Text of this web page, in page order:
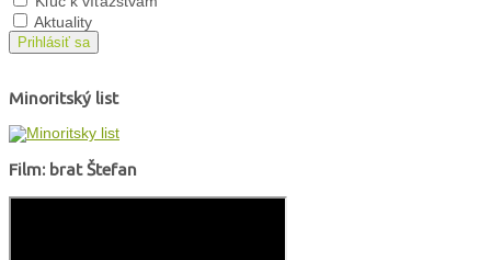
Aktuality
Prihlásiť sa
Minoritský list
Film: brat Štefan